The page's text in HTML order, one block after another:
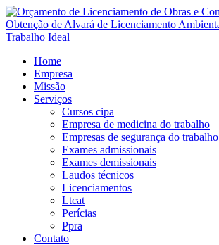
Home
Empresa
Missão
Serviços
Cursos cipa
Empresa de medicina do trabalho
Empresas de segurança do trabalho
Exames admissionais
Exames demissionais
Laudos técnicos
Licenciamentos
Ltcat
Perícias
Ppra
Contato